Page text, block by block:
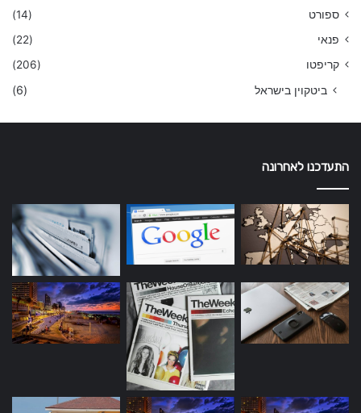
ספורט
(14)
פנאי
(22)
קריפטו
(206)
ביטקוין בישראל (6)
התעדכנו לאחרונה